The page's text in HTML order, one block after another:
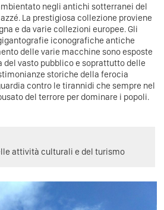
negli antichi sotterranei del
La prestigiosa collezione proviene
e da varie collezioni europee. Gli
iconografiche antiche
delle varie macchine sono esposte
del vasto pubblico e soprattutto delle
storiche della ferocia
contro le tirannidi che sempre nel
del terrore per dominare i popoli.
attività culturali e del turismo